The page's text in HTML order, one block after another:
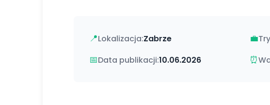
📍Lokalizacja:Zabrze 💼
📅Data publikacji:10.06.2026 ⏰